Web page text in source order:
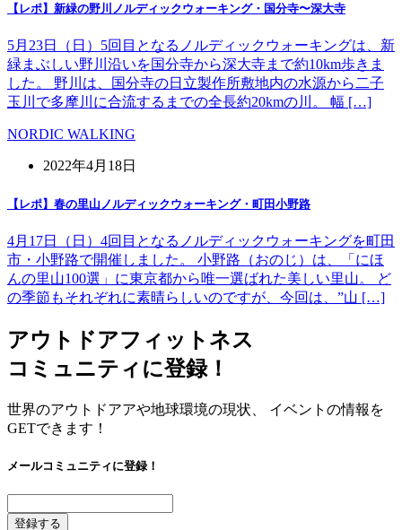
【レポ】新緑の野川ノルディックウォーキング・国分寺〜深大寺
5月23日（日）5回目となるノルディックウォーキングは、新
緑まぶしい野川沿いを国分寺から深大寺まで約10km歩きま
した。 野川は、国分寺の日立製作所敷地内の水源から二子
玉川で多摩川に合流するまでの全長約20kmの川。 幅 […]
NORDIC WALKING
2022年4月18日
【レポ】春の里山ノルディックウォーキング・町田小野路
4月17日（日）4回目となるノルディックウォーキングを町田
市・小野路で開催しました。 小野路（おのじ）は、「にほ
んの里山100選」に東京都から唯一選ばれた美しい里山。 ど
の季節もそれぞれに素晴らしいのですが、今回は、”山 […]
アウトドアフィットネス
コミュニティに登録！
世界のアウトドアアや地球環境の現状、 イベントの情報を
GETできます！
メールコミュニティに登録！